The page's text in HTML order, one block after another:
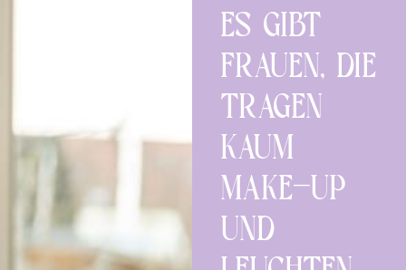
ES GIBT
FRAUEN, DIE
TRAGEN
KAUM
MAKE-UP
UND